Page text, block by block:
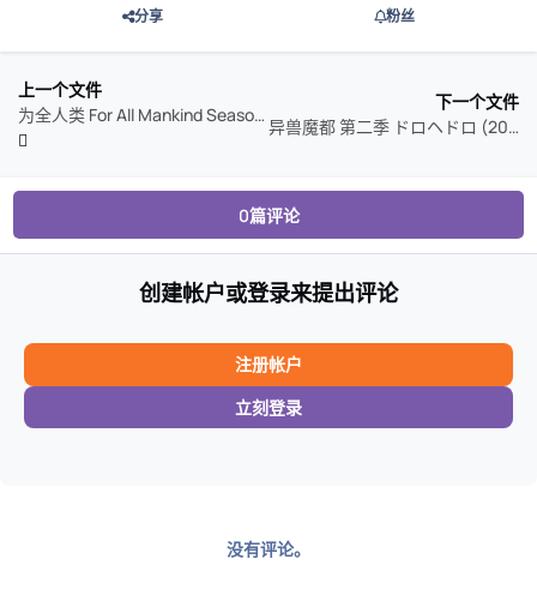
分享 粉丝
上一个文件
为全人类 For All Mankind Season 1-5 (2026)
下一个文件
异兽魔都 第二季 ドロヘドロ (2026)
0篇评论
创建帐户或登录来提出评论
注册帐户
立刻登录
没有评论。